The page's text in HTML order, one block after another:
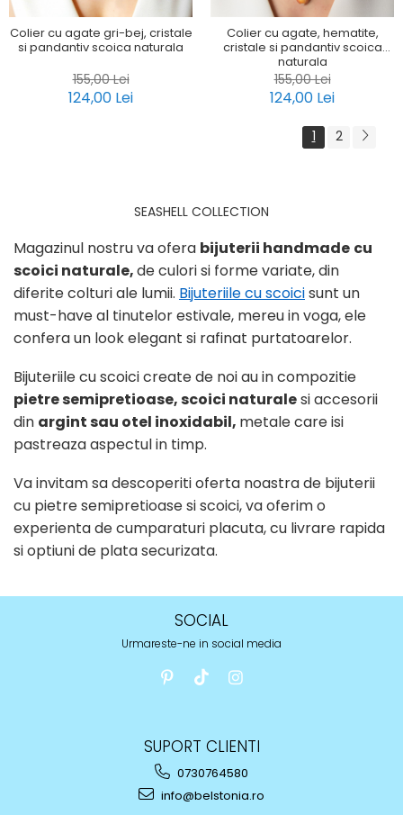
Colier cu agate gri-bej, cristale
si pandantiv scoica naturala
155,00 Lei
124,00 Lei
Colier cu agate, hematite,
cristale si pandantiv scoica
naturala
155,00 Lei
124,00 Lei
1 2
SEASHELL COLLECTION
Magazinul nostru va ofera bijuterii handmade cu
scoici naturale,de culori si forme variate, din
diferite colturi ale lumii. Bijuteriile cu scoicisunt un
must-have al tinutelor estivale, mereu in voga, ele
confera un look elegant si rafinat purtatoarelor.
Bijuteriile cu scoici create de noi au in compozitie
pietresemipretioase, scoici naturalesi accesorii
din argint sau otel inoxidabil, metale care isi
pastreaza aspectul in timp.
Va invitam sa descoperiti oferta noastra de bijuterii
cu pietre semipretioase si scoici, va oferim o
experienta de cumparaturi placuta, cu livrare rapida
si optiuni de plata securizata.
SOCIAL
Urmareste-ne in social media
SUPORT CLIENTI
0730764580
info@belstonia.ro